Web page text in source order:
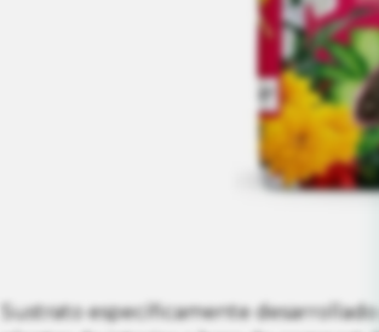
Sustrato específicamente